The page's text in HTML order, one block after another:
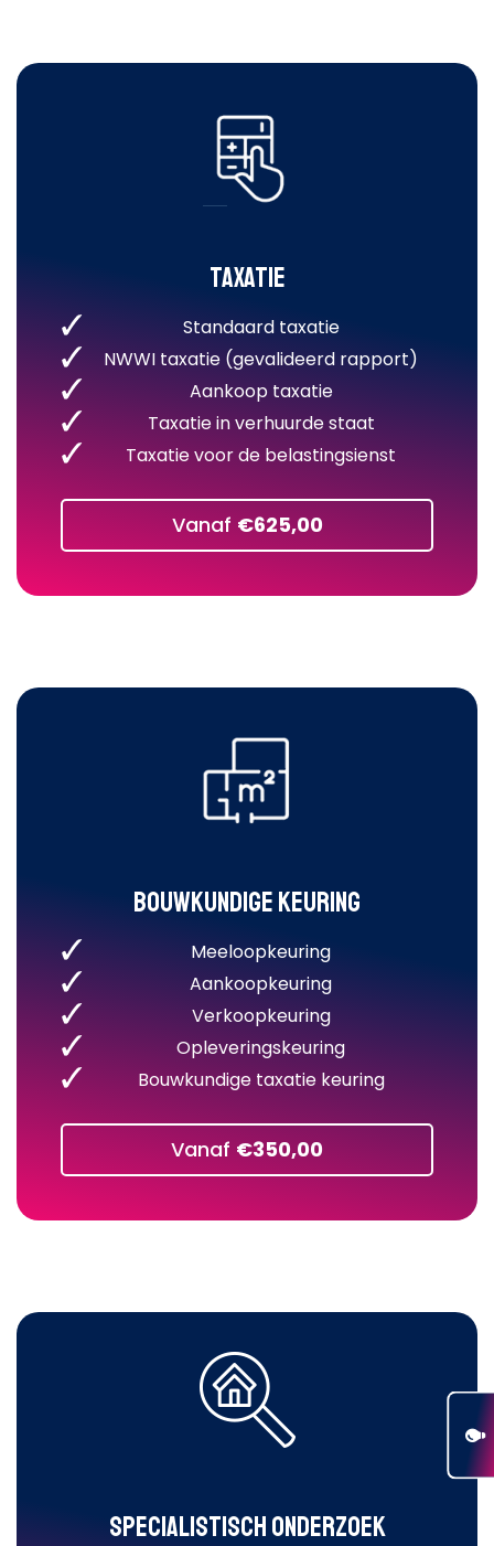
Taxatie
Standaard taxatie
NWWI taxatie (gevalideerd rapport)
Aankoop taxatie
Taxatie in verhuurde staat
Taxatie voor de belastingsienst
Vanaf €625,00
Bouwkundige keuring
Meeloopkeuring
Aankoopkeuring
Verkoopkeuring
Opleveringskeuring
Bouwkundige taxatie keuring
Vanaf €350,00
Specialistisch onderzoek